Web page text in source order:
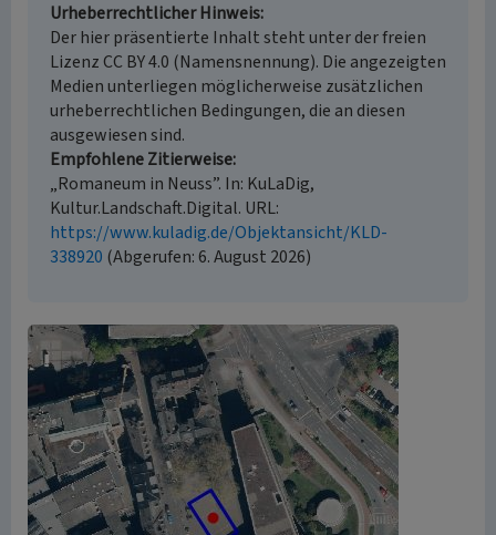
Urheberrechtlicher Hinweis
Der hier präsentierte Inhalt steht unter der freien
Lizenz CC BY 4.0 (Namensnennung). Die angezeigten
Medien unterliegen möglicherweise zusätzlichen
urheberrechtlichen Bedingungen, die an diesen
ausgewiesen sind.
Empfohlene Zitierweise
„Romaneum in Neuss”. In: KuLaDig,
Kultur.Landschaft.Digital. URL:
https://www.kuladig.de/Objektansicht/KLD-
338920 (Abgerufen: 6. August 2026)